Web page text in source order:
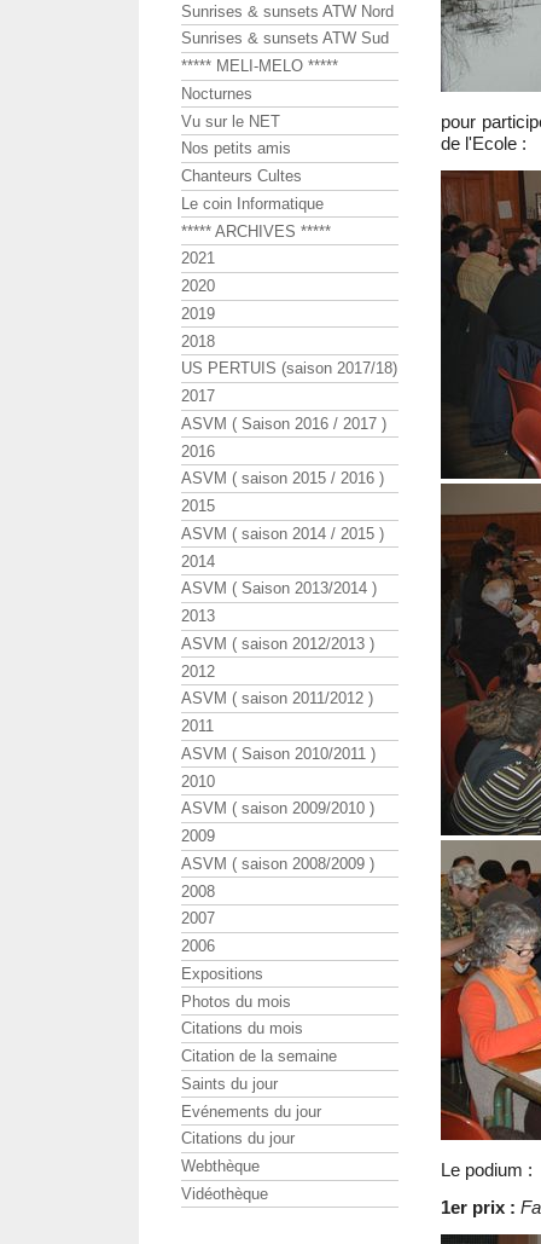
pour
de l'Ecole :
Le podium :
1er prix :
Sunrises & sunsets ATW Nord
Sunrises & sunsets ATW Sud
***** MELI-MELO *****
Nocturnes
Vu sur le NET
Nos petits amis
Chanteurs Cultes
Le coin Informatique
***** ARCHIVES *****
2021
2020
2019
2018
US PERTUIS (saison 2017/18)
2017
ASVM ( Saison 2016 / 2017 )
2016
ASVM ( saison 2015 / 2016 )
2015
ASVM ( saison 2014 / 2015 )
2014
ASVM ( Saison 2013/2014 )
2013
ASVM ( saison 2012/2013 )
2012
ASVM ( saison 2011/2012 )
2011
ASVM ( Saison 2010/2011 )
2010
ASVM ( saison 2009/2010 )
2009
ASVM ( saison 2008/2009 )
2008
2007
2006
Expositions
Photos du mois
Citations du mois
Citation de la semaine
Saints du jour
Evénements du jour
Citations du jour
Webthèque
Vidéothèque